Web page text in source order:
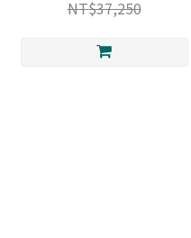
NT$37,250